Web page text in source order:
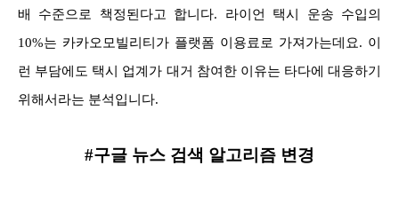
배 수준으로 책정된다고 합니다. 라이언 택시 운송 수입의
10%는 카카오모빌리티가 플랫폼 이용료로 가져가는데요. 이
런 부담에도 택시 업계가 대거 참여한 이유는 타다에 대응하기
위해서라는 분석입니다.
#구글 뉴스 검색 알고리즘 변경